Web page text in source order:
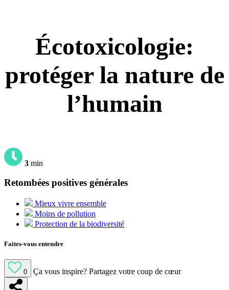
Écotoxicologie:
protéger la nature de
l’humain
3 min
Retombées positives générales
Mieux vivre ensemble
Moins de pollution
Protection de la biodiversité
Faites-vous entendre
0 Ça vous inspire? Partagez votre coup de cœur